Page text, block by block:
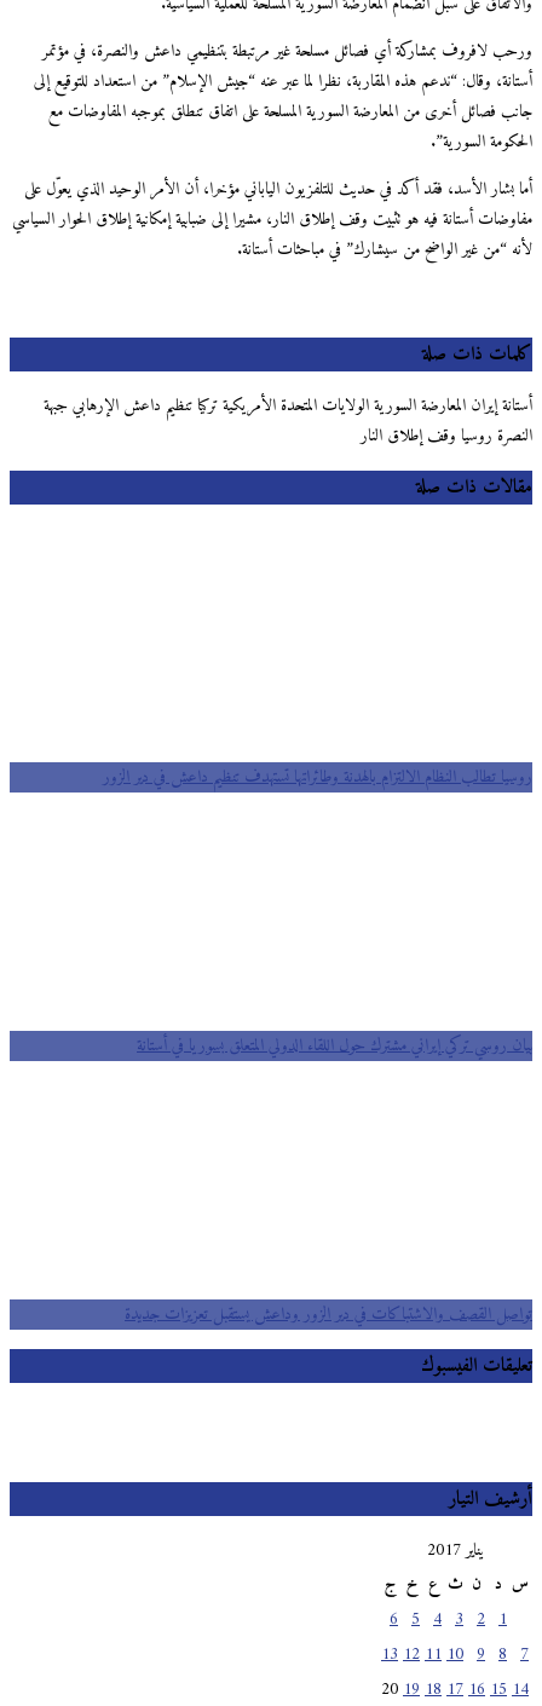
ورحب لافروف بمشاركة أي فصائل مسلحة غير مرتبطة بتنظيمي داعش والنصرة، في مؤتمر
أستانة، وقال: “ندعم هذه المقاربة، نظرا لما عبر عنه “جيش الإسلام” من استعداد للتوقيع إلى
جانب فصائل أخرى من المعارضة السورية المسلحة على اتفاق تنطلق بموجبه المفاوضات مع
الحكومة السورية”.
أما بشار الأسد، فقد أكد في حديث للتلفزيون الياباني مؤخرا، أن الأمر الوحيد الذي يعوّل على
مفاوضات أستانة فيه هو تثبيت وقف إطلاق النار، مشيرا إلى ضبابية إمكانية إطلاق الحوار السياسي
لأنه “من غير الواضح من سيشارك” في مباحثات أستانة.
كلمات ذات صلة
أستانة إيران المعارضة السورية الولايات المتحدة الأمريكية تركيا تنظيم داعش الإرهابي جبهة
النصرة روسيا وقف إطلاق النار
مقالات ذات صلة
روسيا تطالب النظام الالتزام بالهدنة وطائراتها تستهدف تنظيم داعش في دير الزور
بيان روسي تركي إيراني مشترك حول اللقاء الدولي المتعلق بسوريا في أستانة
تواصل القصف والاشتباكات في دير الزور وداعش يستقبل تعزيزات جديدة
تعليقات الفيسبوك
أرشيف التيار
يناير 2017
س
ث خ ج
10
11
12
13
14
15
16
17
18
19
20